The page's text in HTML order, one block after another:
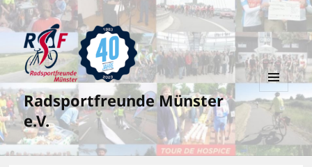
Radsportfreunde Münster
e.V.
MENÜ
UND
WIDGETS